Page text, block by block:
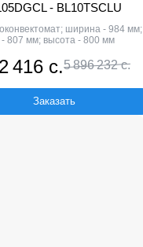
- BL10TSCLU
ширина - 984 мм;
- 807 мм; высота - 800 мм
416 с.5 896 232 с.
Заказать